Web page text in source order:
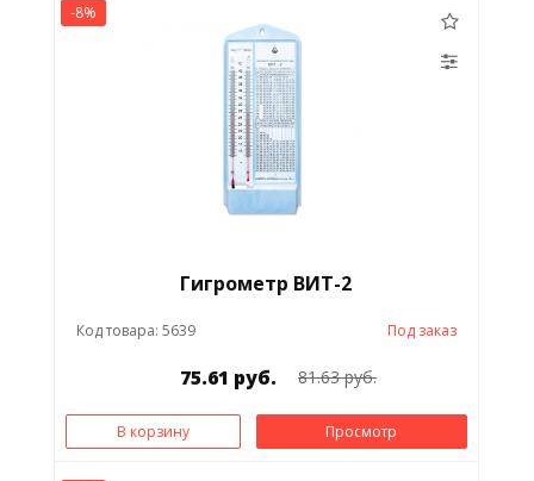
-8%
Гигрометр ВИТ-2
Код товара: 5639 Под заказ
75.61 руб. 81.63 руб.
В корзину Просмотр